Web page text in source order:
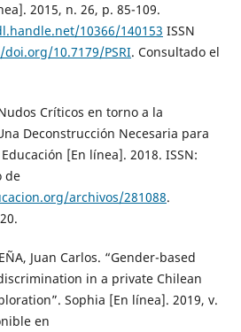
2015, n. 26, p. 85-109.
10366/140153 ISSN
10.7179/PSRI. Consultado el
Críticos en torno a la
Deconstrucción Necesaria para
[En línea]. 2018. ISSN:
de
archivos/281088.
Juan Carlos. “Gender-based
in a private Chilean
Sophia [En línea]. 2019, v.
en